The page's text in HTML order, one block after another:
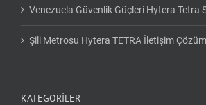
Venezuela Güvenlik Güçleri Hytera Tetra
Şili Metrosu Hytera TETRA İletişim
KATEGORILER